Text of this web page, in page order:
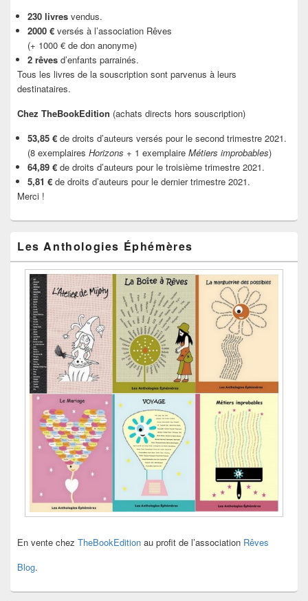
230 livres vendus.
2000 € versés à l’association Rêves
(+ 1000 € de don anonyme)
2 rêves d’enfants parrainés.
Tous les livres de la souscription sont parvenus à leurs
destinataires.
Chez TheBookEdition (achats directs hors souscription)
53,85 € de droits d’auteurs versés pour le second trimestre 2021.
(8 exemplaires Horizons + 1 exemplaire Métiers improbables)
64,89 € de droits d’auteurs pour le troisième trimestre 2021.
5,81 € de droits d’auteurs pour le dernier trimestre 2021.
Merci !
Les Anthologies Éphémères
En vente chez TheBookEdition au profit de l’association Rêves
Blog.